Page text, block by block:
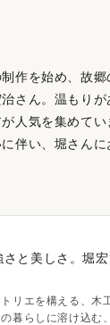
作を始め、故
さん。温もり
人気を集めて
伴い、堀さんに
と美しさ。堀
リエを構える、木
暮らしに溶け込む